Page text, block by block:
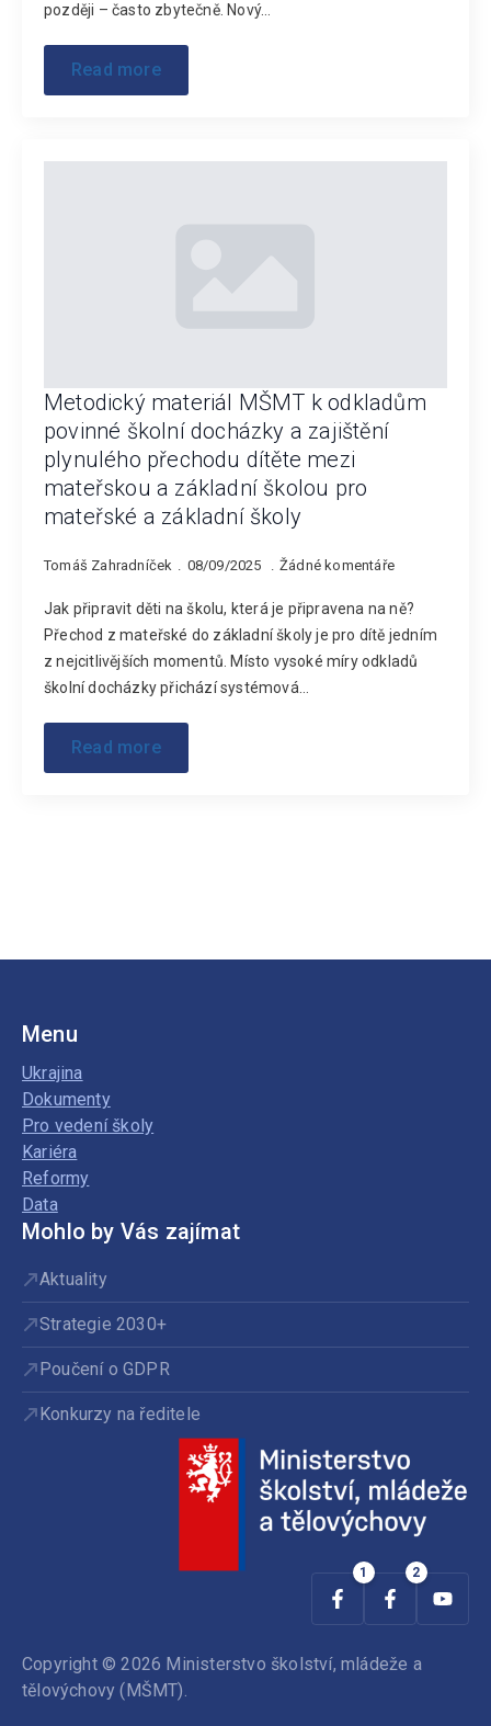
později – často zbytečně. Nový…
Read more
Metodický materiál MŠMT k odkladům
povinné školní docházky a zajištění
plynulého přechodu dítěte mezi
mateřskou a základní školou pro
mateřské a základní školy
Tomáš Zahradníček 08/09/2025 Žádné komentáře
Jak připravit děti na školu, která je připravena na ně?
Přechod z mateřské do základní školy je pro dítě jedním
z nejcitlivějších momentů. Místo vysoké míry odkladů
školní docházky přichází systémová…
Read more
Menu
Ukrajina
Dokumenty
Pro vedení školy
Kariéra
Reformy
Data
Mohlo by Vás zajímat
Aktuality
Strategie 2030+
Poučení o GDPR
Konkurzy na ředitele
Copyright © 2026 Ministerstvo školství, mládeže a
tělovýchovy (MŠMT).